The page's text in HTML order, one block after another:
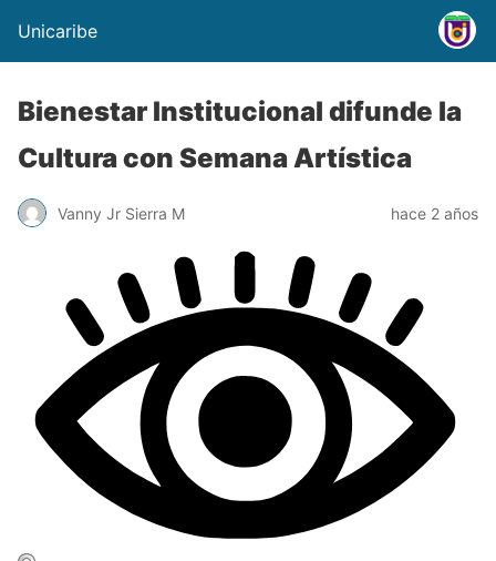
Unicaribe
Bienestar Institucional difunde la
Cultura con Semana Artística
Vanny Jr Sierra M hace 2 años